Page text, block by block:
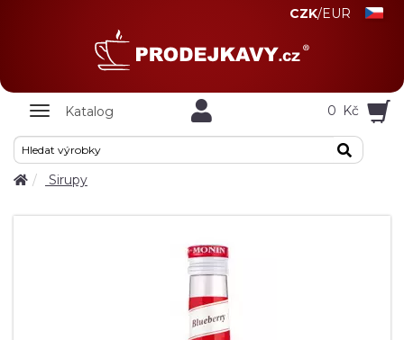
CZK/EUR
Zobrazit
Katalog 0 Kč
Sirupy